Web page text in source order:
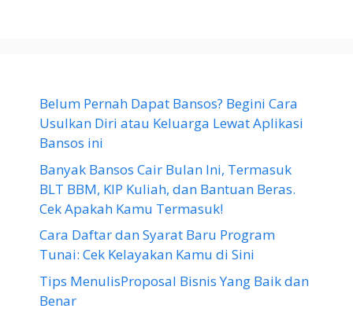
Belum Pernah Dapat Bansos? Begini Cara
Usulkan Diri atau Keluarga Lewat Aplikasi
Bansos ini
Banyak Bansos Cair Bulan Ini, Termasuk
BLT BBM, KIP Kuliah, dan Bantuan Beras.
Cek Apakah Kamu Termasuk!
Cara Daftar dan Syarat Baru Program
Tunai: Cek Kelayakan Kamu di Sini
Tips MenulisProposal Bisnis Yang Baik dan
Benar